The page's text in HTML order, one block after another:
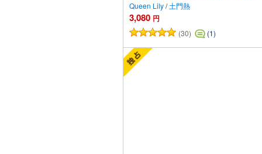
Queen Lily/土門熱
3,080 円
(30) (1)